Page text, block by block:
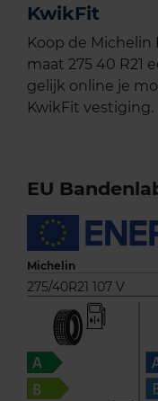
KwikFit
Koop de Michelin
maat 275 40 R21
gelijk online je
KwikFit vestiging.
EU
Michelin
275/40R21 107 V